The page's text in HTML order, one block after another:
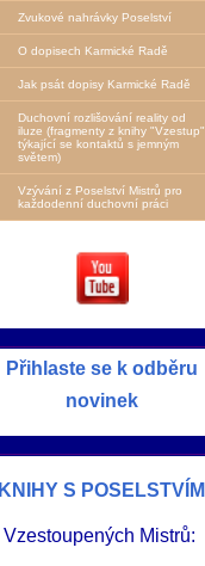
Zvukové nahrávky Poselství
O dopisech Karmické Radě
Jak psát dopisy Karmické Radě
Duchovní rozlišování reality od
iluze (fragmenty z knihy "Vzestup",
týkající se kontaktů s jemným
světem)
Vzývání z Poselství Mistrů pro
každodenní duchovní práci
Přihlaste se k odběru
novinek
KNIHY S POSELSTVÍM
Vzestoupených Mistrů: